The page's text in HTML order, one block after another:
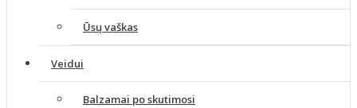
Ūsų vaškas
Veidui
Balzamai po skutimosi